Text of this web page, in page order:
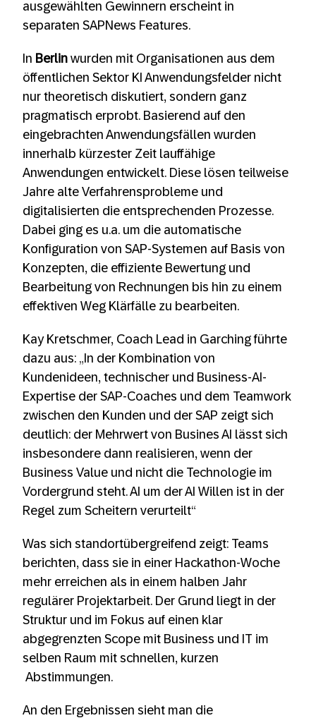
ausgewählten Gewinnern erscheint in
separaten SAPNews Features.
In Berlin wurden mit Organisationen aus dem
öffentlichen Sektor KI Anwendungsfelder nicht
nur theoretisch diskutiert, sondern ganz
pragmatisch erprobt. Basierend auf den
eingebrachten Anwendungsfällen wurden
innerhalb kürzester Zeit lauffähige
Anwendungen entwickelt. Diese lösen teilweise
Jahre alte Verfahrensprobleme und
digitalisierten die entsprechenden Prozesse.
Dabei ging es u.a. um die automatische
Konfiguration von SAP-Systemen auf Basis von
Konzepten, die effiziente Bewertung und
Bearbeitung von Rechnungen bis hin zu einem
effektiven Weg Klärfälle zu bearbeiten.
Kay Kretschmer, Coach Lead in Garching führte
dazu aus: „In der Kombination von
Kundenideen, technischer und Business-AI-
Expertise der SAP-Coaches und dem Teamwork
zwischen den Kunden und der SAP zeigt sich
deutlich: der Mehrwert von Busines AI lässt sich
insbesondere dann realisieren, wenn der
Business Value und nicht die Technologie im
Vordergrund steht. AI um der AI Willen ist in der
Regel zum Scheitern verurteilt“
Was sich standortübergreifend zeigt: Teams
berichten, dass sie in einer Hackathon-Woche
mehr erreichen als in einem halben Jahr
regulärer Projektarbeit. Der Grund liegt in der
Struktur und im Fokus auf einen klar
abgegrenzten Scope mit Business und IT im
selben Raum mit schnellen, kurzen
Abstimmungen.
An den Ergebnissen sieht man die